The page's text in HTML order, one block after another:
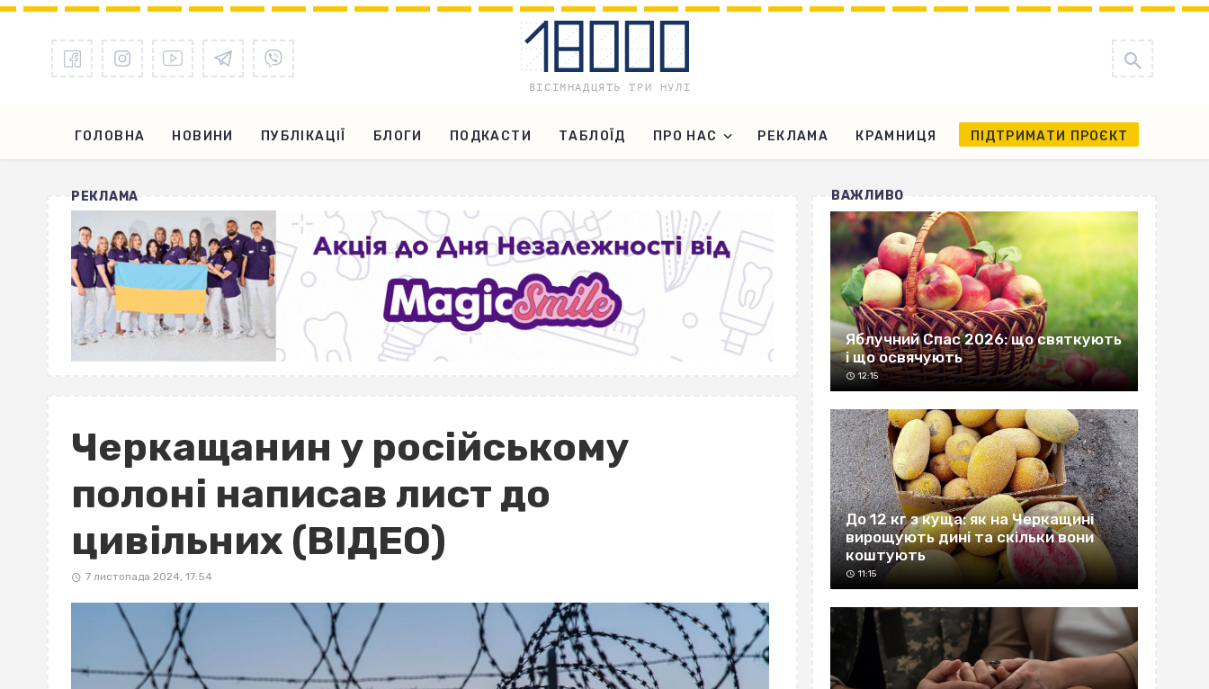
ГОЛОВНА НОВИНИ ПУБЛІКАЦІЇ БЛОГИ ПОДКАСТИ ТАБЛОЇД ПРО НАС РЕКЛАМА КРАМНИЦЯ ПІДТРИМАТИ ПРОЄКТ
РЕКЛАМА
Черкащанин у російському
полоні написав лист до
цивільних (ВІДЕО)
7 листопада 2024, 17:54
ВАЖЛИВО
Яблучний Спас 2026: що святкують
і що освячують
12:15
До 12 кг з куща: як на Черкащині
вирощують дині та скільки вони
коштують
11:15